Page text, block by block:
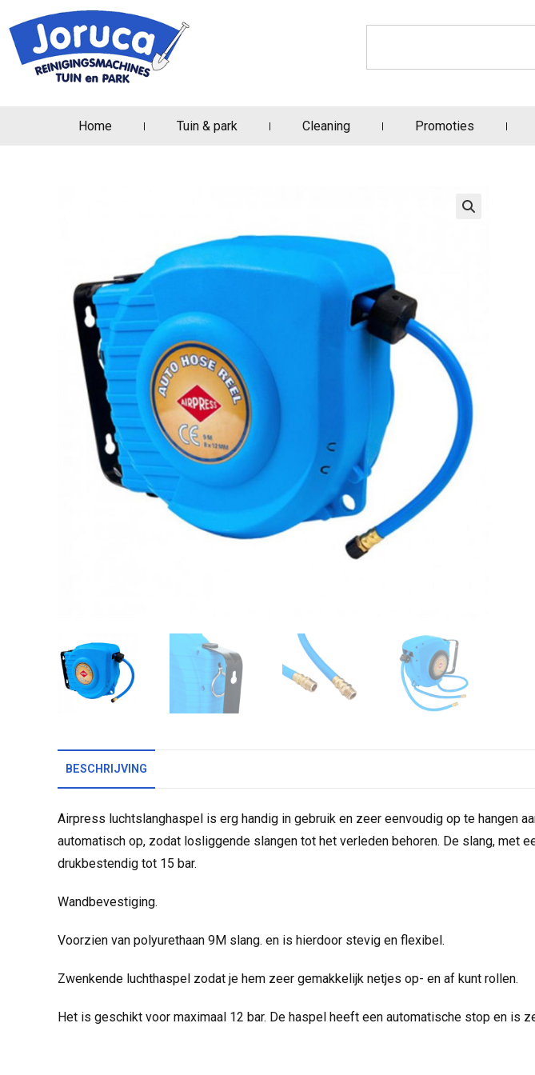
Home Tuin & park Cleaning Promoties
BESCHRIJVING
Airpress luchtslanghaspel is erg handig in gebruik en zeer eenvoudig op te hangen
automatisch op, zodat losliggende slangen tot het verleden behoren. De slang, met
drukbestendig tot 15 bar.
Wandbevestiging.
Voorzien van polyurethaan 9M slang. en is hierdoor stevig en flexibel.
Zwenkende luchthaspel zodat je hem zeer gemakkelijk netjes op- en af kunt rollen.
Het is geschikt voor maximaal 12 bar. De haspel heeft een automatische stop en is